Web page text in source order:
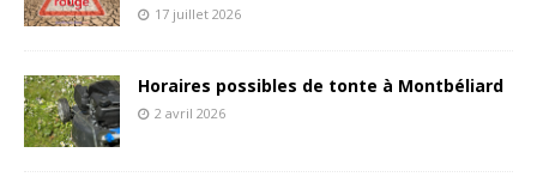
17 juillet 2026
Horaires possibles de tonte à Montbéliard
2 avril 2026